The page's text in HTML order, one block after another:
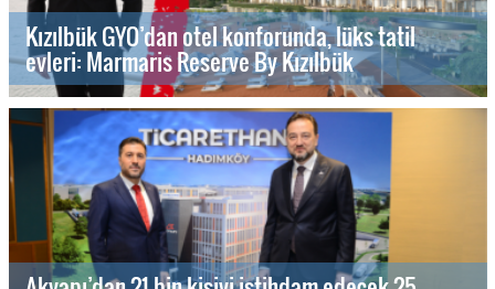
Kızılbük GYO’dan otel konforunda, lüks tatil
evleri: Marmaris Reserve By Kızılbük